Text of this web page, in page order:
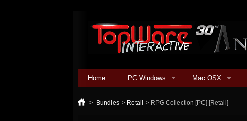
Home PC Windows Mac OSX
> Bundles > Retail > RPG Collection [PC] [Retail]